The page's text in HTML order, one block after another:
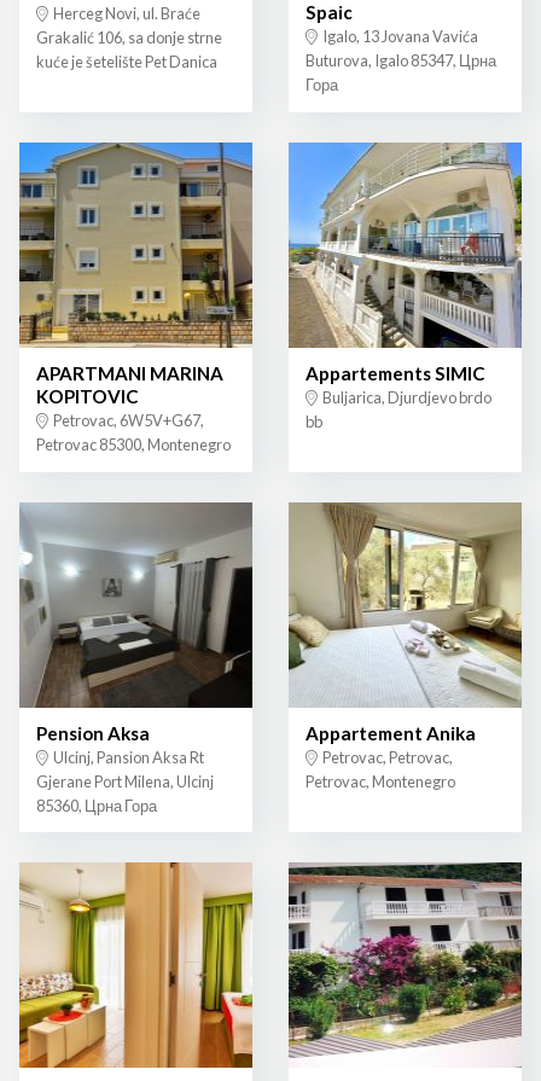
Herceg Novi, ul. Braće
Grakalić 106, sa donje strne
kuće je šetelište Pet Danica
Spaic
Igalo, 13 Jovana Vavića
Buturova, Igalo 85347, Црна
Гора
APARTMANI MARINA
KOPITOVIC
Petrovac, 6W5V+G67,
Petrovac 85300, Montenegro
Appartements SIMIC
Buljarica, Djurdjevo brdo
bb
Pension Aksa
Ulcinj, Pansion Aksa Rt
Gjerane Port Milena, Ulcinj
85360, Црна Гора
Appartement Anika
Petrovac, Petrovac,
Petrovac, Montenegro